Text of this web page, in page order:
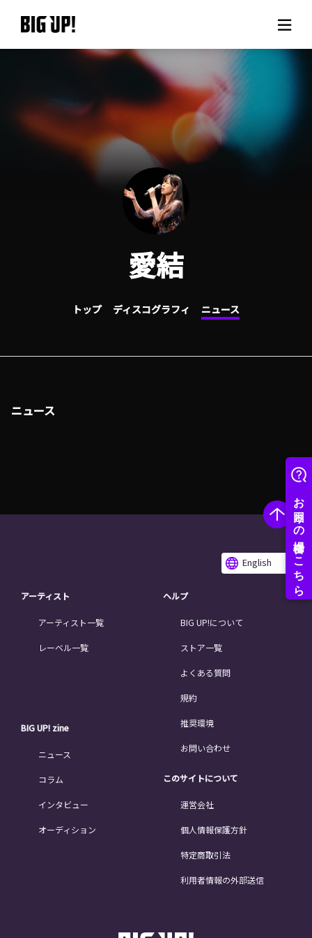
BIG UP!について
ニュース
料金プラン
サポート
ご利用の流れ
よくある質問
愛結
トップ ディスコグラフィ ニュース
ニュース
English
アーティスト
アーティスト一覧
レーベル一覧
BIG UP! zine
ニュース
コラム
インタビュー
オーディション
ヘルプ
BIG UP!について
ストア一覧
よくある質問
規約
推奨環境
お問い合わせ
このサイトについて
運営会社
個人情報保護方針
特定商取引法
利用者情報の外部送信